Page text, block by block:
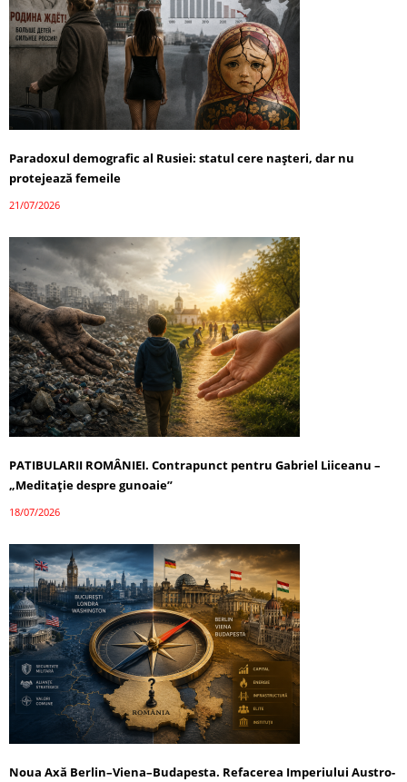
Paradoxul demografic al Rusiei: statul cere nașteri, dar nu
protejează femeile
21/07/2026
PATIBULARII ROMÂNIEI. Contrapunct pentru Gabriel Liiceanu –
„Meditație despre gunoaie”
18/07/2026
Noua Axă Berlin–Viena–Budapesta. Refacerea Imperiului Austro-